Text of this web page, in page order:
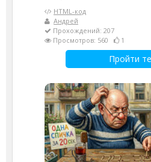
HTML-код
Андрей
Прохождений: 207
Просмотров: 560
1
Пройти